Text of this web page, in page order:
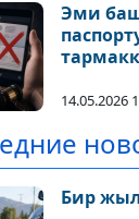
Эми
14.05.2026
Бир